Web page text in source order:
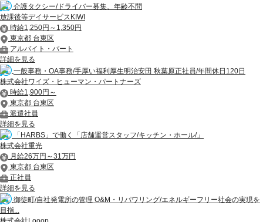
介護タクシー/ドライバー募集、年齢不問
放課後等デイサービスKIWI
時給1,250円～1,350円
東京都 台東区
アルバイト・パート
詳細を見る
一般事務・OA事務/手厚い福利厚生明治安田 秋葉原正社員/年間休日120日
株式会社ワイズ・ヒューマン・パートナーズ
時給1,900円～
東京都 台東区
派遣社員
詳細を見る
「HARBS」で働く「店舗運営スタッフ/キッチン・ホール/」
株式会社重光
月給26万円～31万円
東京都 台東区
正社員
詳細を見る
御徒町/自社発電所の管理 O&M・リパワリング/エネルギーフリー社会の実現を
目指...